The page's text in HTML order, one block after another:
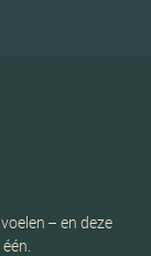
– en deze